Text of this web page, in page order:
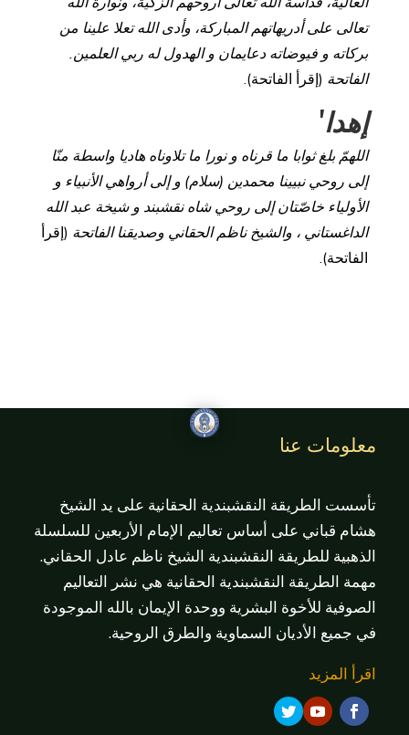
تعالى على أدريهاتهم المباركة، وأدى الله تعلا علينا من
بركاته و فيوضاته دعايمان و الهدول له ربي العلمين.
الفاتحة (إقرأ الفاتحة).
إهدا'
اللهمّ بلغ ثوابا ما قرناه و نورا ما تلاوناه هاديا واسطة منّا
إلى روحي نبيينا محمدين (سلام) و إلى أرواهي الأنبياء و
الأولياء خاصّتان إلى روحي شاه نقشبند و شيخة عبد الله
الداغستاني ، والشيخ ناظم الحقاني وصديقنا الفاتحة (إقرأ
الفاتحة).
معلومات عنا
تأسست الطريقة النقشبندية الحقانية على يد الشيخ
هشام قباني على أساس تعاليم الإمام الأربعين للسلسلة
الذهبية للطريقة النقشبندية الشيخ ناظم عادل الحقاني.
مهمة الطريقة النقشبندية الحقانية هي نشر التعاليم
الصوفية للأخوة البشرية ووحدة الإيمان بالله الموجودة
في جميع الأديان السماوية والطرق الروحية.
اقرأ المزيد